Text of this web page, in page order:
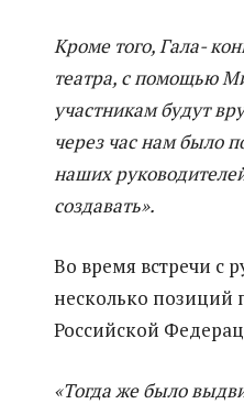
Кроме того, Гала-
театра, с помощью
участникам будут
через час нам было
наших
создавать».
Во время встречи с
несколько позиций
Российской
«Тогда же было